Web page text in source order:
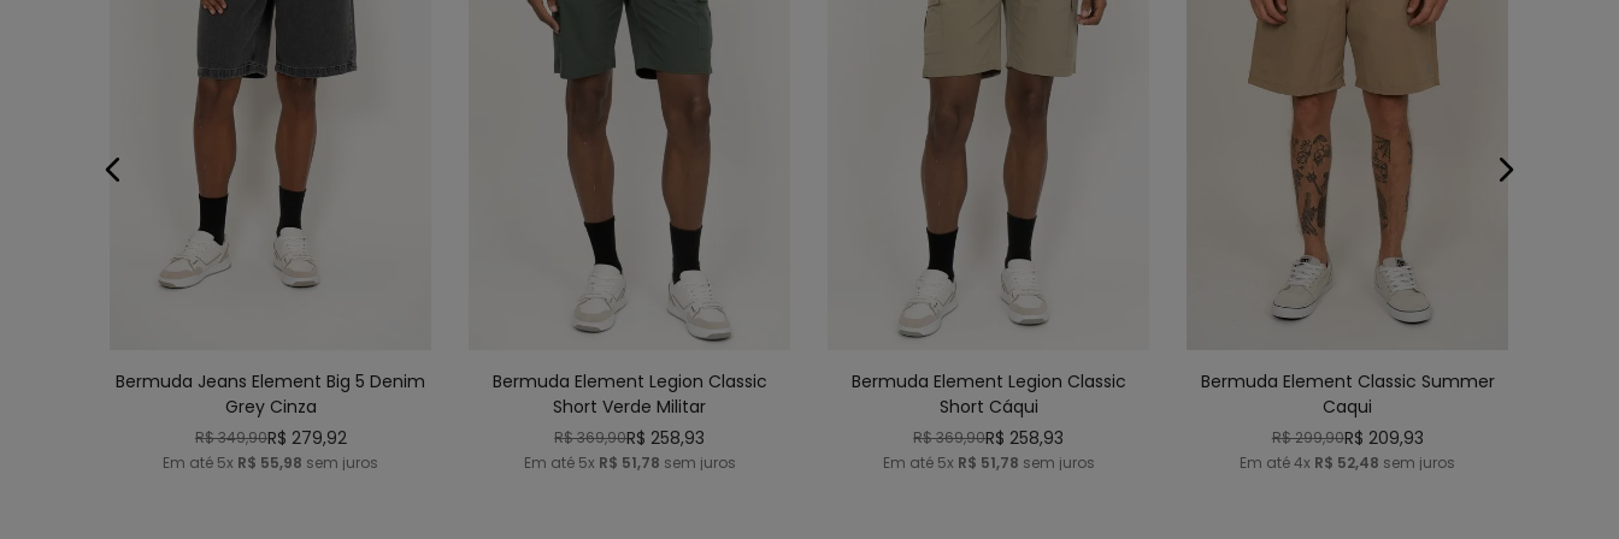
42
48
Bermuda Jeans Element Big 5 Denim
Grey Cinza
R$349,90R$ 279,92
Em até 5x R$ 55,98 sem juros
44 46
ADICIONAR AO CARRINHO
Bermuda Element Legion Classic
Short Verde Militar
R$369,90R$ 258,93
Em até 5x R$ 51,78 sem juros
42
ADICIONAR AO CARRINHO
Bermuda Element Legion Classic
Short Cáqui
R$369,90R$ 258,93
Em até 5x R$ 51,78 sem juros
M
ADICIONAR AO CARRINHO
Bermuda Element Classic Summer
Caqui
R$299,90R$ 209,93
Em até4x R$ 52,48 sem juros